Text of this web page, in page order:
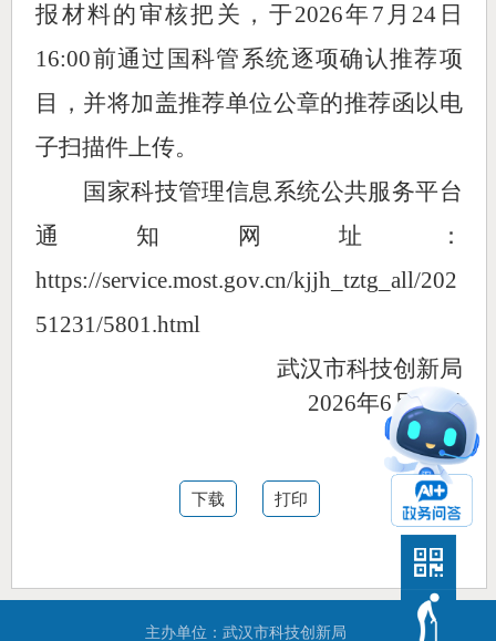
报材料的审核把关，于2026年7月24日
16:00前通过国科管系统逐项确认推荐项
目，并将加盖推荐单位公章的推荐函以电
子扫描件上传。
国家科技管理信息系统公共服务平台
通知网址：
https://service.most.gov.cn/kjjh_tztg_all/202
51231/5801.html
武汉市科技创新局
2026年6月18日
下载 打印
主办单位：武汉市科技创新局